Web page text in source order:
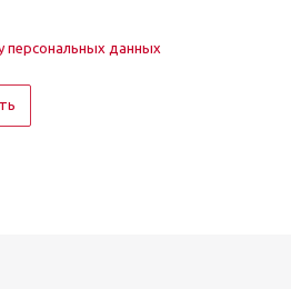
персональных данных